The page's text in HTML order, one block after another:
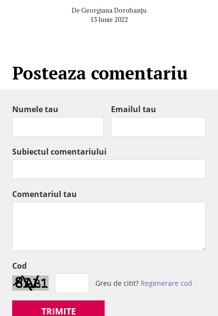
De Georgiana Dorobanțu
13 Iunie 2022
Posteaza comentariu
Numele tau Emailul tau
Subiectul comentariului
Comentariul tau
Cod
Greu de citit? Regenerare cod
TRIMITE